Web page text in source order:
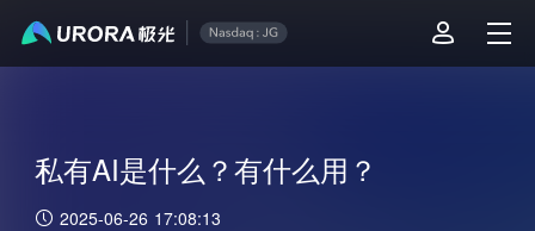
私有AI是什么？有什么用？
2025-06-26 17:08:13